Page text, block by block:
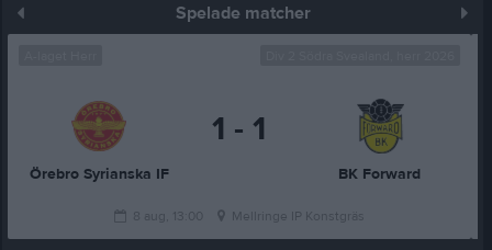
Spelade matcher
Örebro Syrianska IF
1 - 1
BK Forward
8 aug, 13:00 Mellringe IP Konstgräs